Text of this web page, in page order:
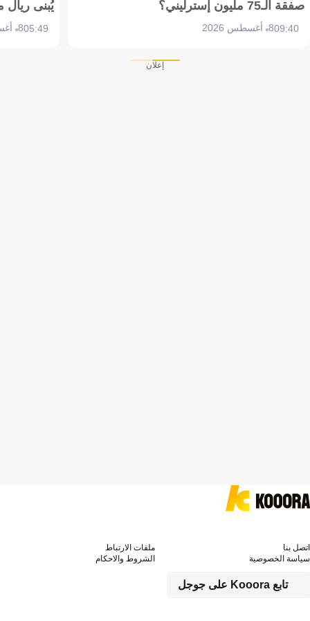
صفقة الـ75 مليون إسترليني؟
09:408 أغسطس 2026
يُبنى ريال
05:498 أغسطس 2026
إعلان
تابع Kooora على جوجل
اتصل بنا
ملفات الارتباط
سياسة الخصوصية
الشروط والاحكام